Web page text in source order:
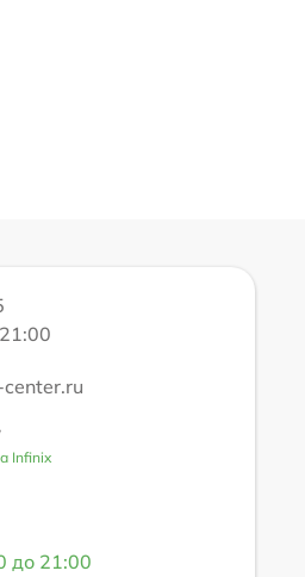
Infinix
до 21:00